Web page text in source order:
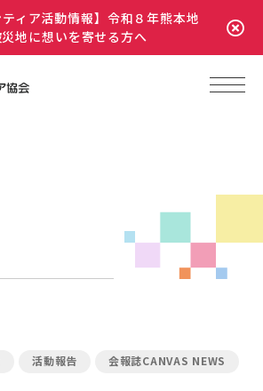
ティア活動情報】令和８年熊本地
地に想いを寄せる方へ
活動報告 会報誌CANVAS NEWS